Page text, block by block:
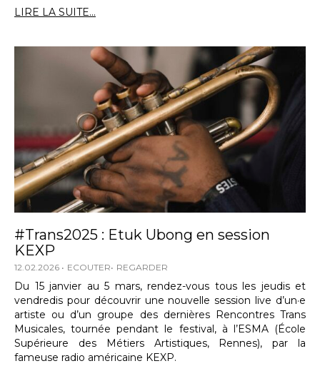
LIRE LA SUITE...
#Trans2025 : Etuk Ubong en session
KEXP
12.02.2026 ECOUTER REGARDER
Du 15 janvier au 5 mars, rendez-vous tous les jeudis et
vendredis pour découvrir une nouvelle session live d’un·e
artiste ou d’un groupe des dernières Rencontres Trans
Musicales, tournée pendant le festival, à l’ESMA (École
Supérieure des Métiers Artistiques, Rennes), par la
fameuse radio américaine KEXP.